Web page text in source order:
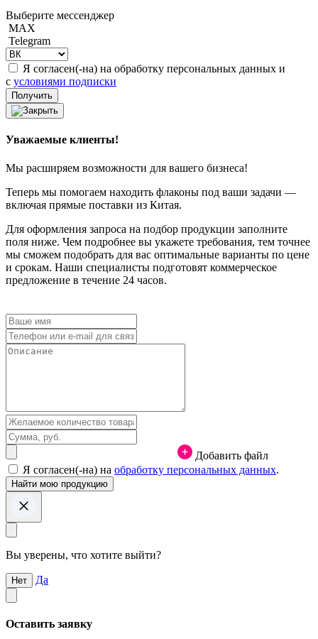
Выберите мессенджер
MAX
Telegram
Я согласен(-на) на обработку персональных данных и
с условиями подписки
Уважаемые клиенты!
Мы расширяем возможности для вашего бизнеса!
Теперь мы помогаем находить флаконы под ваши задачи —
включая прямые поставки из Китая.
Для оформления запроса на подбор продукции заполните
поля ниже. Чем подробнее вы укажете требования, тем точнее
мы сможем подобрать для вас оптимальные варианты по цене
и срокам. Наши специалисты подготовят коммерческое
предложение в течение 24 часов.
Добавить файл
Я согласен(-на) на обработку персональных данных.
Вы уверены, что хотите выйти?
Нет Да
Оставить заявку